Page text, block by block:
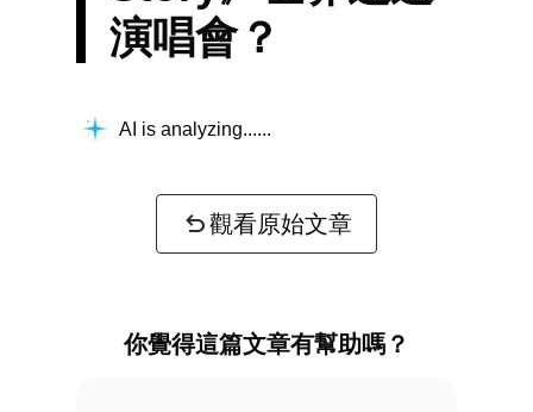
演唱會？
AI is analyzing...
觀看原始文章
你覺得這篇文章有幫助嗎？